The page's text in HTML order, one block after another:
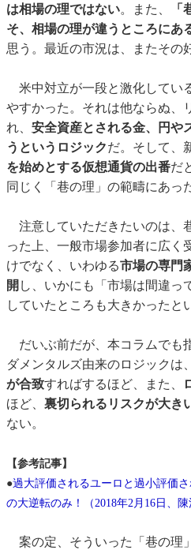
は相場の理ではない。また、
そ、相場の理が違うところにあ
思う。最近の市況は、またその
米中対立が一段と激化してい
やすかった。それは他ならぬ、
れ、 安全資産とされる金、円や
うというロジックだ。そして、
を始めとする仮想通貨の出番だ
同じく「巷の理」の範疇にあっ
注意していただきたいのは、
った上、一般市場参加者に広く
けでなく、いわゆる市場の専門
開 し、いかにも「市場は間違っ
していたところも大きかったと
だいぶ前だが、本コラムでも
ダメンタルズ由来のロジックは、
が合致すればするほど、また、
ほど、 裏切られるリスクが大き
ない。
【参考記事】
●過大評価されるユーロと過小評価
の大逆転のみ！（2018年2月16日、陳
案の定、そういった「巷の理